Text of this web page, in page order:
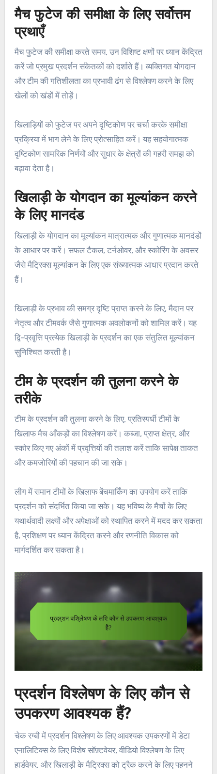
मैच फुटेज की समीक्षा के लिए सर्वोत्तम
प्रथाएँ
मैच फुटेज की समीक्षा करते समय, उन विशिष्ट क्षणों पर ध्यान केंद्रित
करें जो प्रमुख प्रदर्शन संकेतकों को दर्शाते हैं। व्यक्तिगत योगदान
और टीम की गतिशीलता का प्रभावी ढंग से विश्लेषण करने के लिए
खेलों को खंडों में तोड़ें।
खिलाड़ियों को फुटेज पर अपने दृष्टिकोण पर चर्चा करके समीक्षा
प्रक्रिया में भाग लेने के लिए प्रोत्साहित करें। यह सहयोगात्मक
दृष्टिकोण सामरिक निर्णयों और सुधार के क्षेत्रों की गहरी समझ को
बढ़ावा देता है।
खिलाड़ी के योगदान का मूल्यांकन करने
के लिए मानदंड
खिलाड़ी के योगदान का मूल्यांकन मात्रात्मक और गुणात्मक मानदंडों
के आधार पर करें। सफल टैकल, टर्नओवर, और स्कोरिंग के अवसर
जैसे मैट्रिक्स मूल्यांकन के लिए एक संख्यात्मक आधार प्रदान करते
हैं।
खिलाड़ी के प्रभाव की समग्र दृष्टि प्राप्त करने के लिए, मैदान पर
नेतृत्व और टीमवर्क जैसे गुणात्मक अवलोकनों को शामिल करें। यह
द्वि-प्रवृत्ति प्रत्येक खिलाड़ी के प्रदर्शन का एक संतुलित मूल्यांकन
सुनिश्चित करती है।
टीम के प्रदर्शन की तुलना करने के
तरीके
टीम के प्रदर्शन की तुलना करने के लिए, प्रतिस्पर्धी टीमों के
खिलाफ मैच आँकड़ों का विश्लेषण करें। कब्जा, प्राप्त क्षेत्र, और
स्कोर किए गए अंकों में प्रवृत्तियों की तलाश करें ताकि सापेक्ष ताकत
और कमजोरियों की पहचान की जा सके।
लीग में समान टीमों के खिलाफ बेंचमार्किंग का उपयोग करें ताकि
प्रदर्शन को संदर्भित किया जा सके। यह भविष्य के मैचों के लिए
यथार्थवादी लक्ष्यों और अपेक्षाओं को स्थापित करने में मदद कर सकता
है, प्रशिक्षण पर ध्यान केंद्रित करने और रणनीति विकास को
मार्गदर्शित कर सकता है।
प्रदर्शन विश्लेषण के लिए कौन से
उपकरण आवश्यक हैं?
चेक रग्बी में प्रदर्शन विश्लेषण के लिए आवश्यक उपकरणों में डेटा
एनालिटिक्स के लिए विशेष सॉफ़्टवेयर, वीडियो विश्लेषण के लिए
हार्डवेयर, और खिलाड़ी के मैट्रिक्स को ट्रैक करने के लिए पहनने